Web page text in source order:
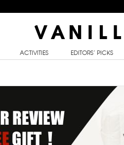
ACTIVITIES EDITORS’ PICKS